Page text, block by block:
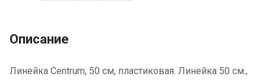
Описание
Линейка Centrum, 50 см, пластиковая. Линейка 50 см.,